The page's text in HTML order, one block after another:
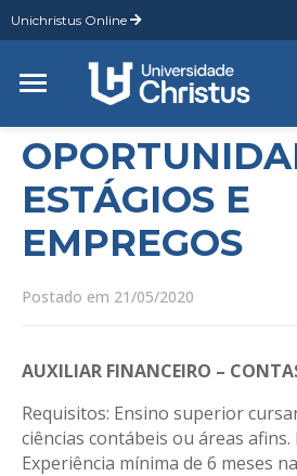
Unichristus Online
ESTÁGIOS E
EMPREGOS
Postado em 21/05/2020
AUXILIAR FINANCEIRO –
Requisitos: Ensino superior
ciências contábeis ou áreas
Experiência mínima de 6 meses